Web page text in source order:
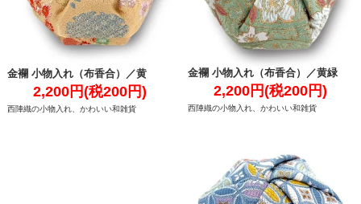
金襴 小物入れ（布香合）／黄
2,200円(税200円)
西陣織の小物入れ、かわいい和雑貨
金襴 小物入れ（布香合）／黄緑
2,200円(税200円)
西陣織の小物入れ、かわいい和雑貨